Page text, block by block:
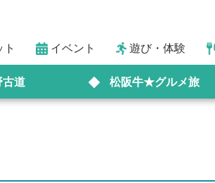
イベント 遊び・体験
古道 松阪牛★グルメ旅